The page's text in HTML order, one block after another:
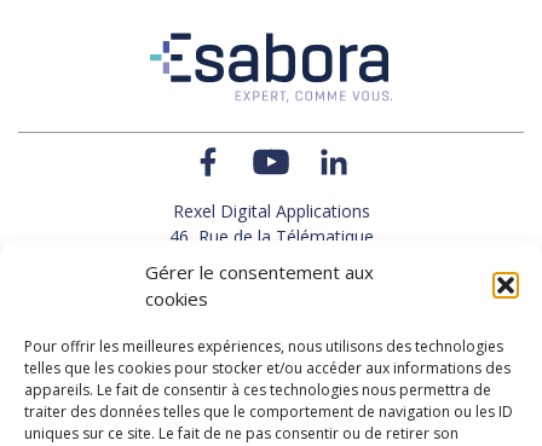
Gérer le consentement aux
cookies
Pour offrir les meilleures expériences, nous utilisons des technologies
telles que les cookies pour stocker et/ou accéder aux informations des
appareils. Le fait de consentir à ces technologies nous permettra de
traiter des données telles que le comportement de navigation ou les ID
uniques sur ce site. Le fait de ne pas consentir ou de retirer son
Rexel Digital Applications
46, Rue de la Télématique
Le Polygone 42000 SAINT-ETIENNE
TEL : 33(0)4 77 92 28 60
FAX : 33(0)4 77 92 28 61
SUPPORT : 33(0)4 69 68 82 10
NOUS CONTACTER